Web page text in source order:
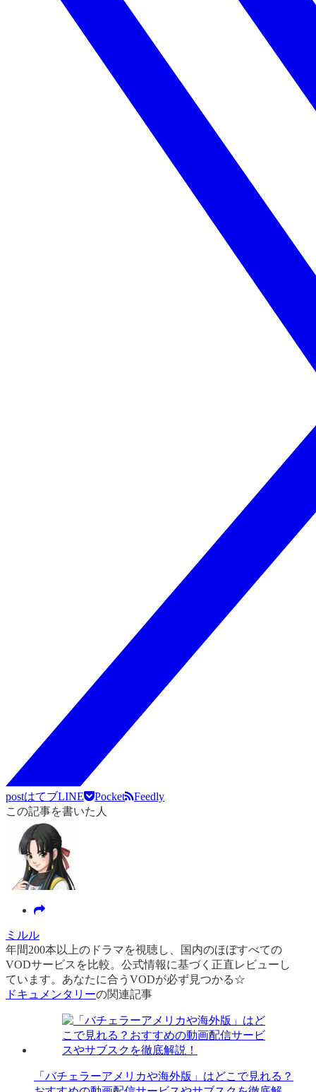
postはてブLINE Pocket
Feedly
この記事を書いた人
ミルル
年間200本以上のドラマを視聴し、国内のほぼすべての
VODサービスを比較。公式情報に基づく正直レビューし
ています。あなたに合うVODが必ず見つかる☆
ドキュメンタリーの関連記事
「バチェラーアメリカや海外版」はどこで見れる？